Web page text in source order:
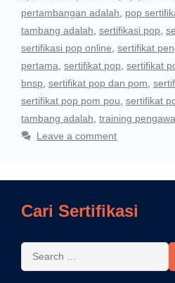
pertambangan adalah
pop
tambang adalah sertifikasi pop
sertifikasi pop online sertifikat
pertama sertifikat pop sertifikat
bnsp sertifikat pop dan pom
sertifikat pop pom pou sertifikat
tambang adalah training
Leave a comment
Cari Sertifikasi